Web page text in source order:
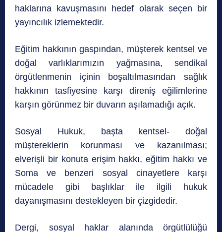
haklarına kavuşmasını hedef olarak seçen bir
yayıncılık izlemektedir.
Eğitim hakkının gaspından, müşterek kentsel ve
doğal varlıklarımızın yağmasına, sendikal
örgütlenmenin içinin boşaltılmasından sağlık
hakkının tasfiyesine karşı direniş eğilimlerine
karşın görünmez bir duvarın aşılamadığı açık.
Sosyal Hukuk, başta kentsel- doğal
müştereklerin korunması ve kazanılması;
elverişli bir konuta erişim hakkı, eğitim hakkı ve
Soma ve benzeri sosyal cinayetlere karşı
mücadele gibi başlıklar ile ilgili hukuk
dayanışmasını destekleyen bir çizgidedir.
Dergi, sosyal haklar alanında örgütlülüğü